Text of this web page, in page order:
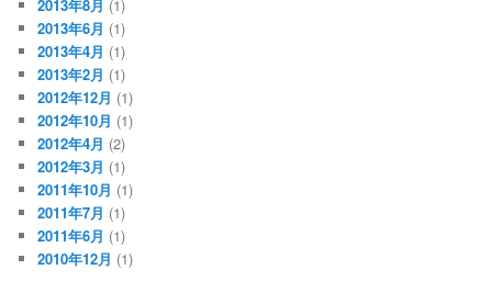
2013年8月 (1)
2013年6月 (1)
2013年4月 (1)
2013年2月 (1)
2012年12月 (1)
2012年10月 (1)
2012年4月 (2)
2012年3月 (1)
2011年10月 (1)
2011年7月 (1)
2011年6月 (1)
2010年12月 (1)